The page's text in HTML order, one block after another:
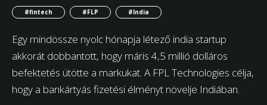
#fintech #FLP #India
Egy mindössze nyolc hónapja létező india startup
akkorát dobbantott, hogy máris 4,5 millió dolláros
befektetés ütötte a markukat. A FPL Technologies célja,
hogy a bankártyás fizetési élményt növelje Indiában.